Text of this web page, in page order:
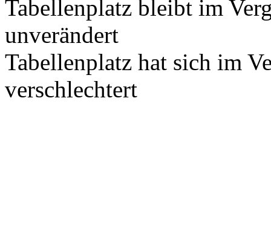
Tabellenplatz bleibt im
unverändert
Tabellenplatz hat sich im
verschlechtert